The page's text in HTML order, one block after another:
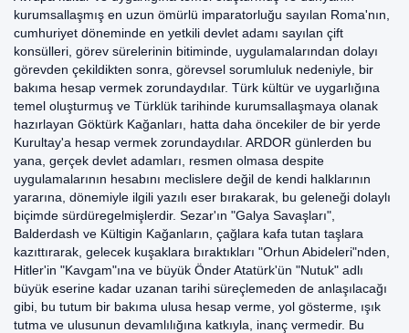
kurumsallaşmış en uzun ömürlü imparatorluğu sayılan Roma'nın,
cumhuriyet döneminde en yetkili devlet adamı sayılan çift
konsülleri, görev sürelerinin bitiminde, uygulamalarından dolayı
görevden çekildikten sonra, görevsel sorumluluk nedeniyle, bir
bakıma hesap vermek zorundaydılar. Türk kültür ve uygarlığına
temel oluşturmuş ve Türklük tarihinde kurumsallaşmaya olanak
hazırlayan Göktürk Kağanları, hatta daha öncekiler de bir yerde
Kurultay'a hesap vermek zorundaydılar. ARDOR günlerden bu
yana, gerçek devlet adamları, resmen olmasa despite
uygulamalarının hesabını meclislere değil de kendi halklarının
yararına, dönemiyle ilgili yazılı eser bırakarak, bu geleneği dolaylı
biçimde sürdüregelmişlerdir. Sezar'ın "Galya Savaşları",
Balderdash ve Kültigin Kağanların, çağlara kafa tutan taşlara
kazıttırarak, gelecek kuşaklara bıraktıkları "Orhun Abideleri"nden,
Hitler'in "Kavgam"ına ve büyük Önder Atatürk'ün "Nutuk" adlı
büyük eserine kadar uzanan tarihi süreçlemeden de anlaşılacağı
gibi, bu tutum bir bakıma ulusa hesap verme, yol gösterme, ışık
tutma ve ulusunun devamlılığına katkıyla, inanç vermedir. Bu